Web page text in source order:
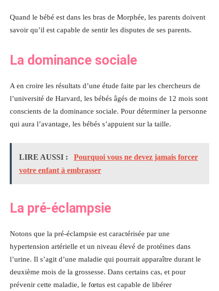
Quand le bébé est dans les bras de Morphée, les parents doivent
savoir qu’il est capable de sentir les disputes de ses parents.
La dominance sociale
A en croire les résultats d’une étude faite par les chercheurs de
l’université de Harvard, les bébés âgés de moins de 12 mois sont
conscients de la dominance sociale. Pour déterminer la personne
qui aura l’avantage, les bébés s’appuient sur la taille.
LIRE AUSSI :
Pourquoi vous ne devez jamais forcer
votre enfant à embrasser
La pré-éclampsie
Notons que la pré-éclampsie est caractérisée par une
hypertension artérielle et un niveau élevé de protéines dans
l’urine. Il s’agit d’une maladie qui pourrait apparaître durant le
deuxième mois de la grossesse. Dans certains cas, et pour
prévenir cette maladie, le fœtus est capable de libérer